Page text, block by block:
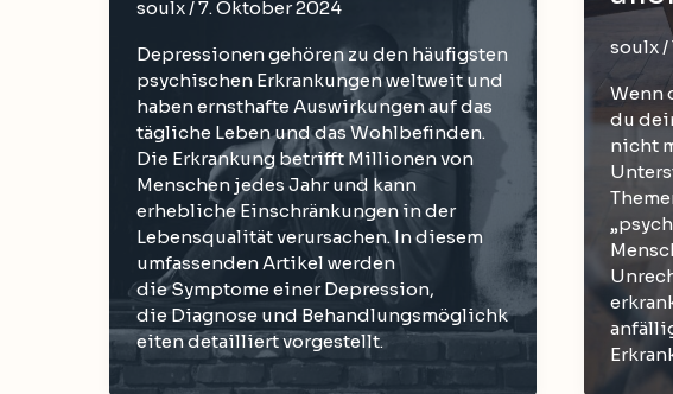
soulx/7. Oktober 2024
Depressionen gehören zu den häufigsten
psychischen Erkrankungen weltweit und
haben ernsthafte Auswirkungen auf das
tägliche Leben und das Wohlbefinden.
Die Erkrankung betrifft Millionen von
Menschen jedes Jahr und kann
erhebliche Einschränkungen in der
Lebensqualität verursachen. In diesem
umfassenden Artikel werden
die Symptome einer Depression,
die Diagnose und Behandlungsmöglichk
eiten detailliert vorgestellt.
soulx/
Wenn
du
nicht